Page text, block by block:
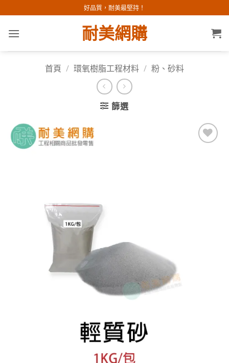
to
content
好品質，耐美最堅持！
耐美網購
首頁 / 環氧樹脂工程材料 / 粉、砂料
篩選